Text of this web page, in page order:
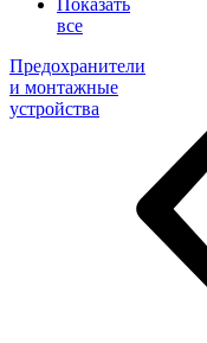
Показать
все
Предохранители
и монтажные
устройства